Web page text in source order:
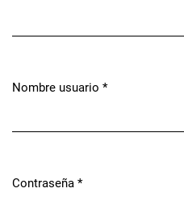
Nombre usuario *
Contraseña *